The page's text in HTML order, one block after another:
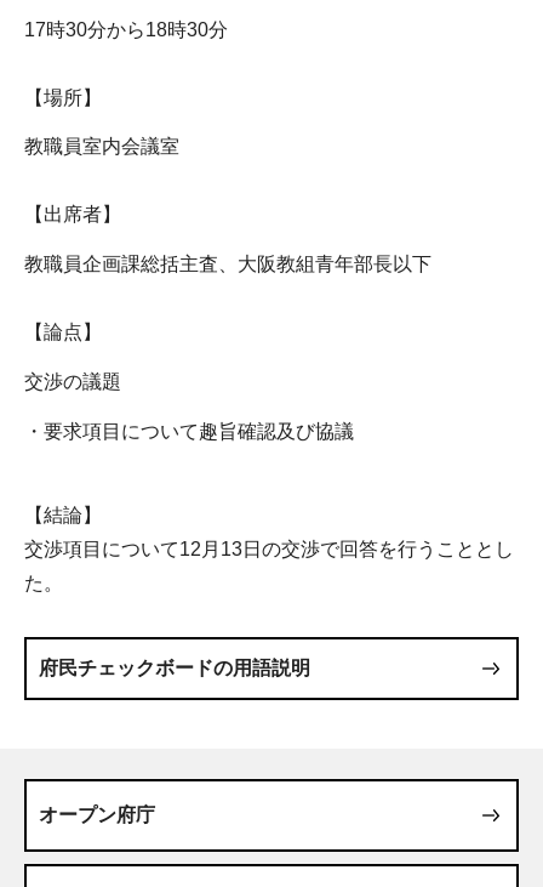
17時30分から18時30分
【場所】
教職員室内会議室
【出席者】
教職員企画課総括主査、大阪教組青年部長以下
【論点】
交渉の議題
・要求項目について趣旨確認及び協議
【結論】
交渉項目について12月13日の交渉で回答を行うこととし
た。
府民チェックボードの用語説明
オープン府庁